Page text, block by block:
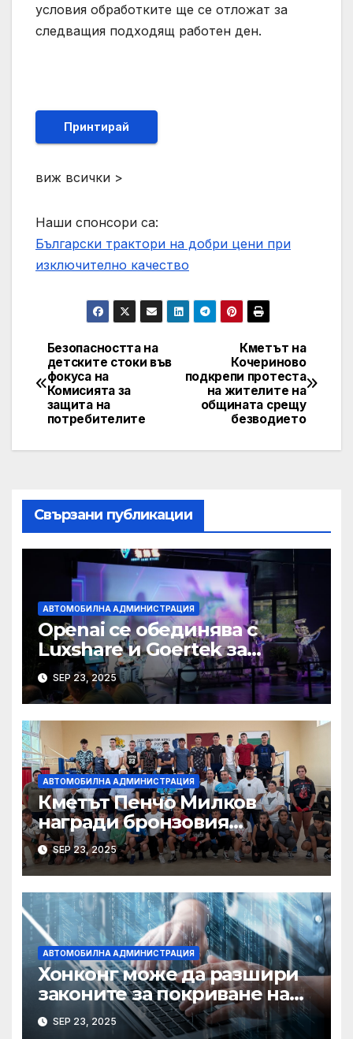
условия обработките ще се отложат за
следващия подходящ работен ден.
Принтирай
виж всички >
Наши спонсори са:
Български трактори на добри цени при
изключително качество
Post
navigation
Кметът на
Кочериново
подкрепи протеста
на жителите на
общината срещу
безводието
Безопасността на
детските стоки във
фокуса на
Комисията за
защита на
потребителите
Свързани публикации
АВТОМОБИЛНА АДМИНИСТРАЦИЯ
Openai се обединява с
Luxshare и Goertek за
разработване на ново AI
устройство · Technode
SEP 23, 2025
АВТОМОБИЛНА АДМИНИСТРАЦИЯ
Кметът Пенчо Милков
награди бронзовия
медалист от Световното по
бокс Радослав Росенов
SEP 23, 2025
АВТОМОБИЛНА АДМИНИСТРАЦИЯ
Хонконг може да разшири
законите за покриване на
използването на ИИ при
сексуални престъпления,
SEP 23, 2025